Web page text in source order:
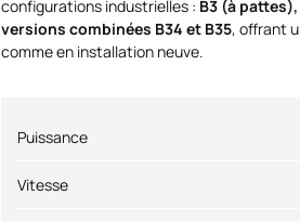
configurations industrielles : B3 (à
versions combinées B34 et B35, offrant
comme en installation neuve.
Puissance
Vitesse